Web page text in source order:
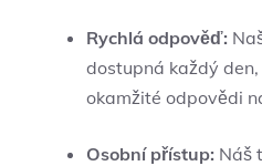
Rychlá odpověď:
dostupná každý
okamžité odpovědi
Osobní přístup: Náš